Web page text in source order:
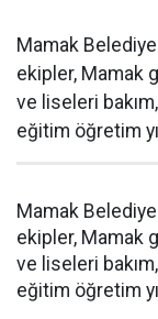
Mamak
ekipler, Mamak
ve liseleri
eğitim öğretim
Mamak
ekipler, Mamak
ve liseleri
eğitim öğretim